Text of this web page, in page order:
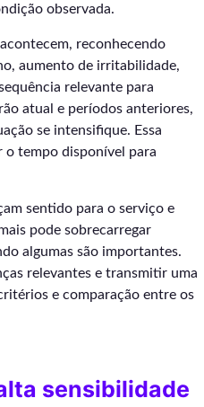
observada.
reconhecendo
aumento de irritabilidade,
relevante para
atual e períodos anteriores,
se intensifique. Essa
o tempo disponível para
sentido para o serviço e
pode sobrecarregar
algumas são importantes.
relevantes e transmitir uma
e comparação entre os
sensibilidade